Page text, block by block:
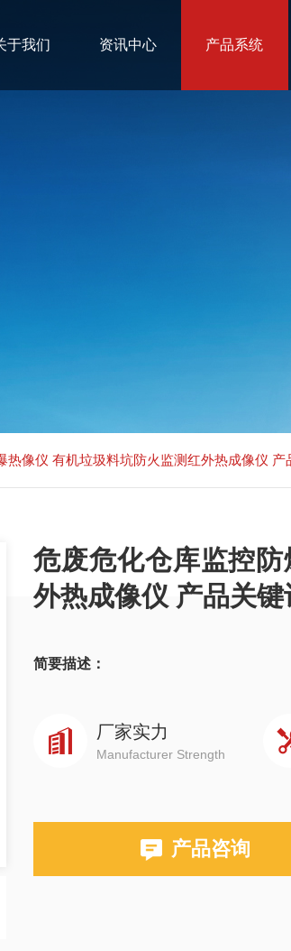
于我们 资讯中心 产品系统
热像仪 有机垃圾料坑防火监测红外热成像仪
危废危化仓库监控
外热成像仪 产品关
简要描述：
厂家实力
Manufacturer Strength
产品咨询